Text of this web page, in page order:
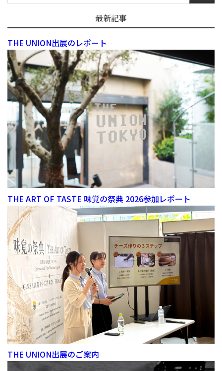
最新記事
THE UNION出展のレポート
THE ART OF TASTE 味覚の祭典 2026参加レポート
THE UNION出展のご案内